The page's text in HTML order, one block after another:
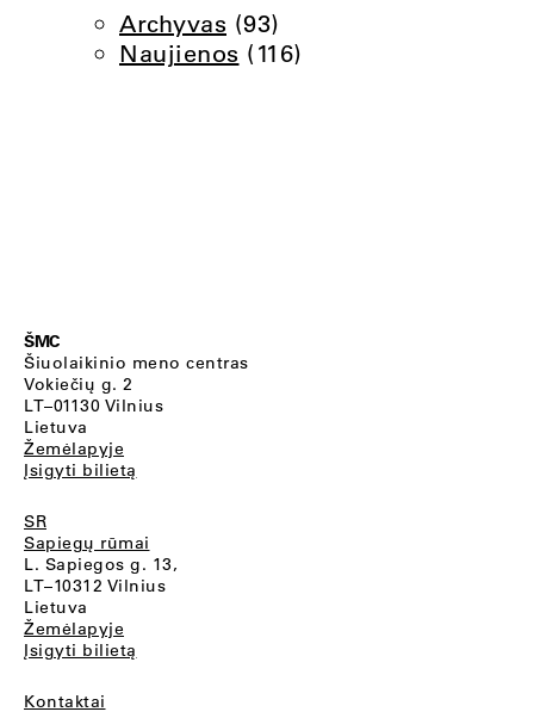
Archyvas (93)
Naujienos (116)
ŠMC
Šiuolaikinio meno centras
Vokiečių g. 2
LT–01130 Vilnius
Lietuva
Žemėlapyje
Įsigyti bilietą
SR
Sapiegų rūmai
L. Sapiegos g. 13,
LT–10312 Vilnius
Lietuva
Žemėlapyje
Įsigyti bilietą
Kontaktai